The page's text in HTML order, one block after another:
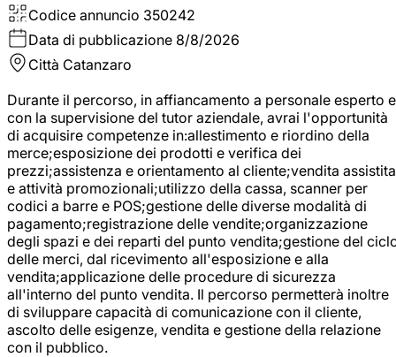
Codice annuncio 350242
Data di pubblicazione 8/8/2026
Città Catanzaro
Durante il percorso, in affiancamento a personale esperto e
con la supervisione del tutor aziendale, avrai l'opportunità
di acquisire competenze in:allestimento e riordino della
merce;esposizione dei prodotti e verifica dei
prezzi;assistenza e orientamento al cliente;vendita assistita
e attività promozionali;utilizzo della cassa, scanner per
codici a barre e POS;gestione delle diverse modalità di
pagamento;registrazione delle vendite;organizzazione
degli spazi e dei reparti del punto vendita;gestione del
delle merci, dal ricevimento all'esposizione e alla
vendita;applicazione delle procedure di sicurezza
all'interno del punto vendita. Il percorso permetterà inoltre
di sviluppare capacità di comunicazione con il cliente,
ascolto delle esigenze, vendita e gestione della relazione
con il pubblico.